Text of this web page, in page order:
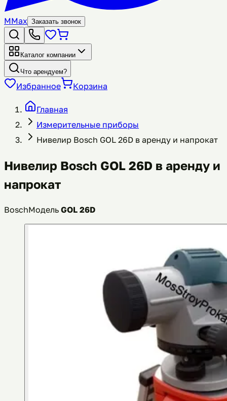
MMax Заказать звонок
Каталог компании
Что арендуем?
Избранное Корзина
Главная
Измерительные приборы
Нивелир Bosch GOL 26D в аренду и напрокат
Нивелир Bosch GOL 26D в аренду и
напрокат
BoschМодель GOL 26D